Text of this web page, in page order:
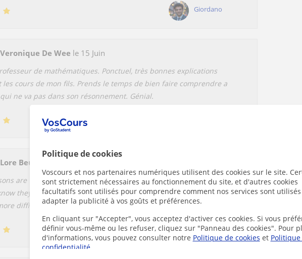
Politique de cookies
Voscours et nos partenaires numériques utilisent des cookies sur le site.
sont strictement nécessaires au fonctionnement du site, et d'autres cookies
facultatifs sont utilisés pour comprendre comment nos services sont
adapter la publicité à vos goûts et préférences.
En cliquant sur "Accepter", vous acceptez d'activer ces cookies. Si vous
définir vous-même ou les refuser, cliquez sur "Panneau des cookies". Pour
d'informations, vous pouvez consulter notre Politique de cookies et Politique
confidentialité.
Giordano
Veronique De Wee le 15 Juin
de mathématiques. Ponctuel, très bonnes explications
les cours de mon fils. Prends le temps de bien faire comprendre a
ne va pas dans son résonnement. Génial.
Lore Beullens
are very educational. I always look forward to his violin lessons
they'll be fun. I've learned to play a lot of new things on my violin,
difficult pieces.
Vilmos Csikos